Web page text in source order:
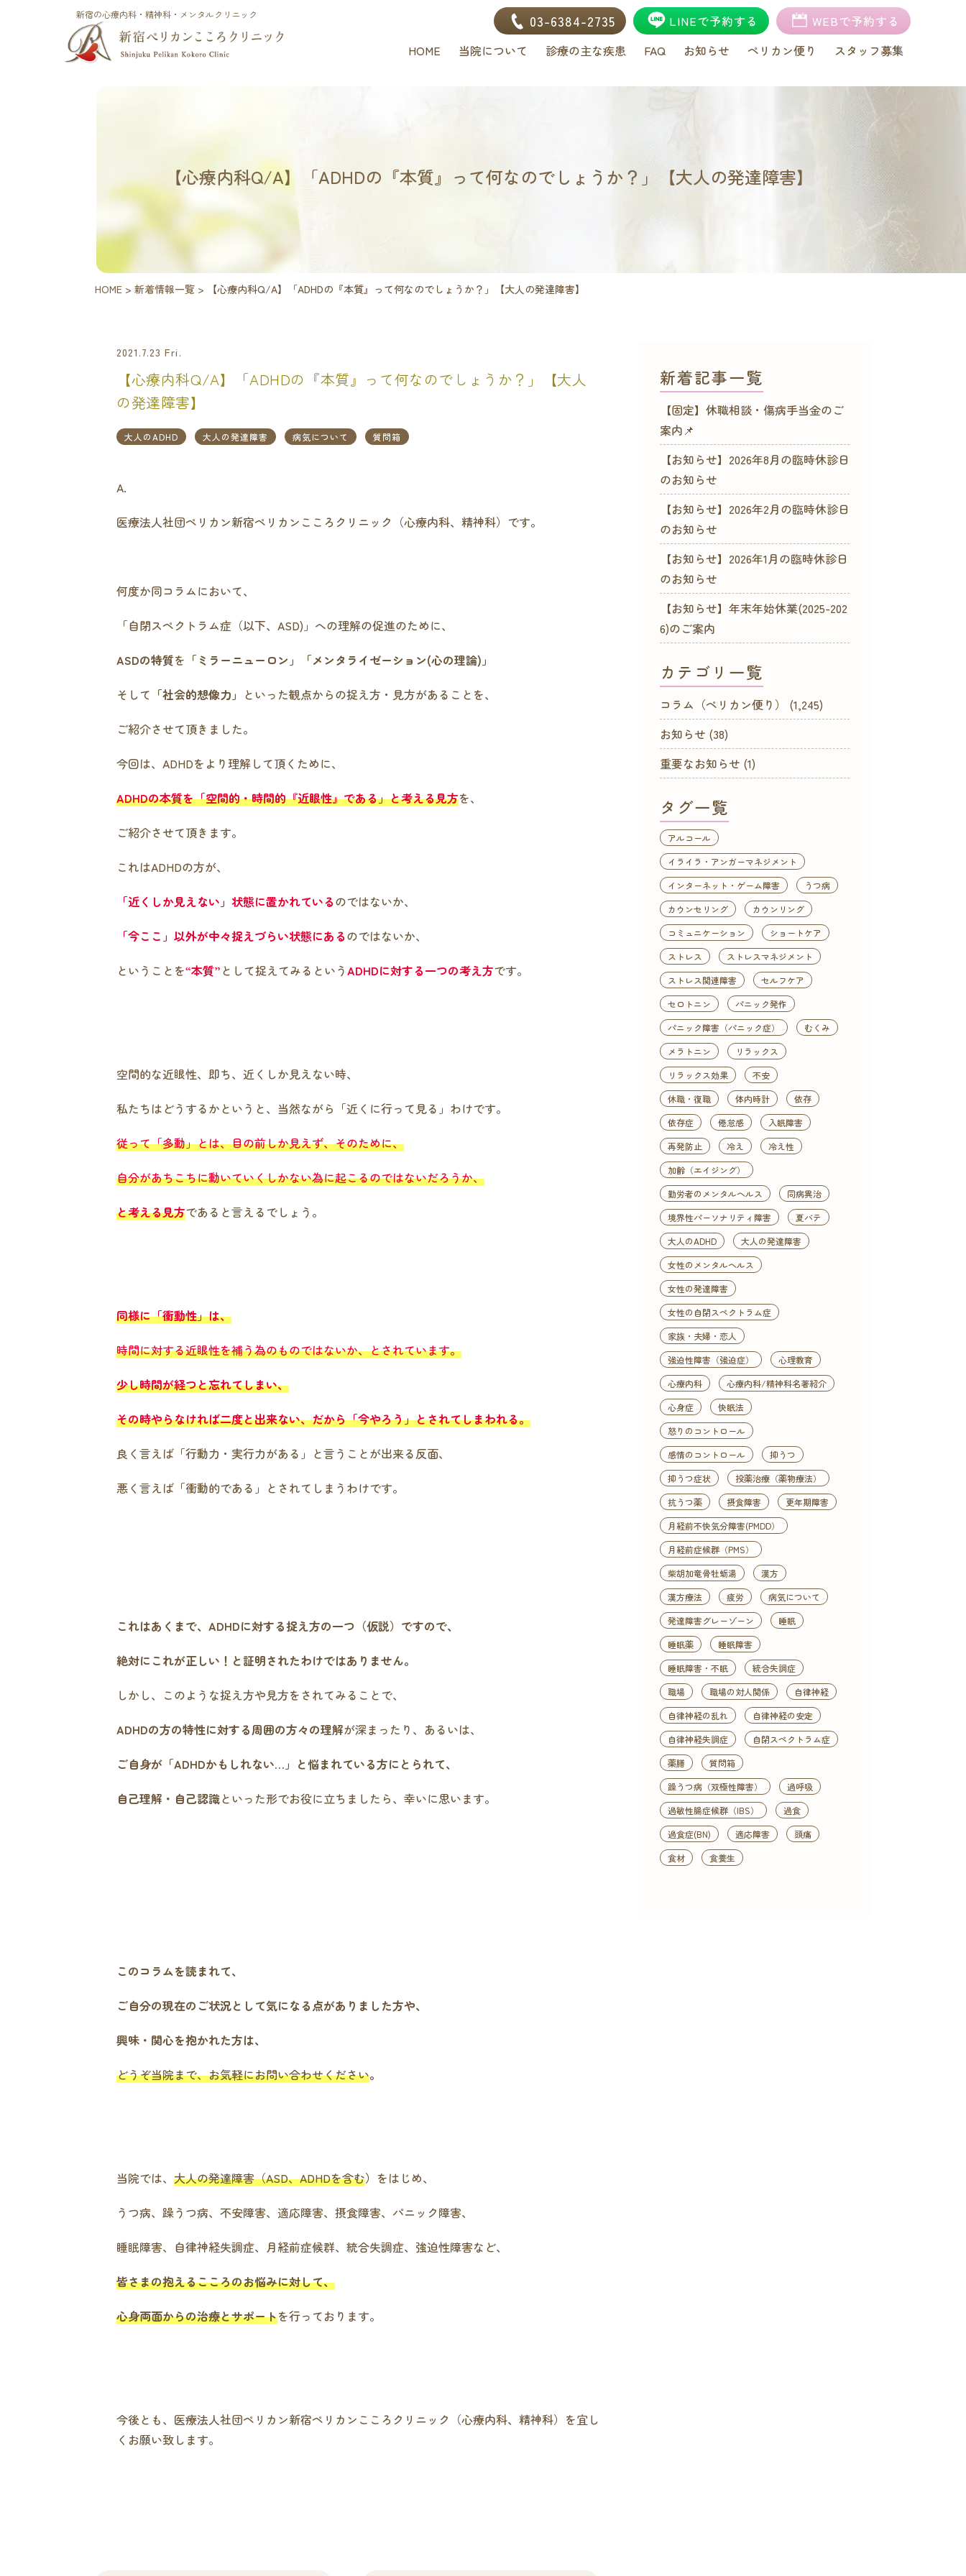
新宿の心療内科・精神科・メンタルクリニック 03-6384-2735 LINEで予約する
WEBで予約する
HOME
当院について 診療の主な疾患 FAQ お知らせ ペリカン便り スタッフ募集
【心療内科Q/A】「ADHDの『本質』って何なのでしょうか？」【大人の発達障害】
HOME > 新着情報一覧 > 【心療内科Q/A】「ADHDの『本質』って何なのでしょうか？」【大人の発達障害】
2021.7.23 Fri.
【心療内科Q/A】「ADHDの『本質』って何なのでしょうか？」【大人
の発達障害】
大人のADHD 大人の発達障害 病気について 質問箱
A.
医療法人社団ペリカン新宿ペリカンこころクリニック（心療内科、精神科）です。
何度か同コラムにおいて、
「自閉スペクトラム症（以下、ASD)」への理解の促進のために、
ASDの特質を 「ミラーニューロン」「メンタライゼーション(心の理論)」
そして 「社会的想像力」 といった観点からの捉え方・見方があることを、
ご紹介させて頂きました。
今回は、ADHDをより理解して頂くために、
ADHDの本質を「空間的・時間的『近眼性』である」と考える見方を、
ご紹介させて頂きます。
これはADHDの方が、
「近くしか見えない」状態に置かれているのではないか、
「今ここ」以外が中々捉えづらい状態にあるのではないか、
ということを“本質”として捉えてみるというADHDに対する一つの考え方です。
空間的な近眼性、即ち、近くしか見えない時、
私たちはどうするかというと、当然ながら「近くに行って見る」わけです。
従って「多動」とは、目の前しか見えず、そのために、
自分があちこちに動いていくしかない為に起こるのではないだろうか、
と考える見方であると言えるでしょう。
同様に「衝動性」は、
時間に対する近眼性を補う為のものではないか、とされています。
少し時間が経つと忘れてしまい、
その時やらなければ二度と出来ない、だから「今やろう」とされてしまわれる。
良く言えば「行動力・実行力がある」と言うことが出来る反面、
悪く言えば「衝動的である」とされてしまうわけです。
これはあくまで、ADHDに対する捉え方の一つ（仮説）ですので、
絶対にこれが正しい！と証明されたわけではありません。
しかし、このような捉え方や見方をされてみることで、
ADHDの方の特性に対する周囲の方々の理解が深まったり、あるいは、
ご自身が「ADHDかもしれない…」と悩まれている方にとられて、
自己理解・自己認識といった形でお役に立ちましたら、幸いに思います。
このコラムを読まれて、
ご自分の現在のご状況として気になる点がありました方や、
興味・関心を抱かれた方は、
どうぞ当院まで、お気軽にお問い合わせください。
当院では、 大人の発達障害（ASD、ADHDを含む） をはじめ、
うつ病、躁うつ病、不安障害、適応障害、摂食障害、パニック障害、
睡眠障害、自律神経失調症、月経前症候群、統合失調症、強迫性障害など、
皆さまの抱えるこころのお悩みに対して、
心身両面からの治療とサポートを行っております。
今後とも、医療法人社団ペリカン新宿ペリカンこころクリニック（心療内科、精神科）を宜し
くお願い致します。
新着記事一覧
【固定】休職相談・傷病手当金のご
案内📌
【お知らせ】2026年8月の臨時休診日
のお知らせ
【お知らせ】2026年2月の臨時休診日
のお知らせ
【お知らせ】2026年1月の臨時休診日
のお知らせ
【お知らせ】年末年始休業(2025-202
6)のご案内
カテゴリ一覧
コラム（ペリカン便り）
(1,245)
お知らせ (38)
重要なお知らせ (1)
タグ一覧
アルコール
イライラ・アンガーマネジメント
インターネット・ゲーム障害
うつ病
カウンセリング
カウンリング
コミュニケーション
ショートケア
ストレス
ストレスマネジメント
ストレス関連障害
セルフケア
セロトニン
パニック発作
パニック障害（パニック症）
むくみ
メラトニン
リラックス
リラックス効果
不安
休職・復職
体内時計
依存
依存症
倦怠感
入眠障害
再発防止
冷え
冷え性
加齢（エイジング）
勤労者のメンタルヘルス
同病異治
境界性パーソナリティ障害
夏バテ
大人のADHD
大人の発達障害
女性のメンタルヘルス
女性の発達障害
女性の自閉スペクトラム症
家族・夫婦・恋人
強迫性障害（強迫症）
心理教育
心療内科
心療内科/精神科名著紹介
心身症
快眠法
怒りのコントロール
感情のコントロール
抑うつ
抑うつ症状
投薬治療（薬物療法）
抗うつ薬
摂食障害
更年期障害
月経前不快気分障害(PMDD）
月経前症候群（PMS）
柴胡加竜骨牡蛎湯
漢方
漢方療法
疲労
病気について
発達障害グレーゾーン
睡眠
睡眠薬
睡眠障害
睡眠障害・不眠
統合失調症
職場
職場の対人関係
自律神経
自律神経の乱れ
自律神経の安定
自律神経失調症
自閉スペクトラム症
薬膳
質問箱
躁うつ病（双極性障害）
過呼吸
過敏性腸症候群（IBS）
過食
過食症(BN)
適応障害
頭痛
食材
食養生